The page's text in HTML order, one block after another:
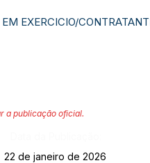
EXERCICIO/
a publicação oficial.
22 de janeiro de 2026